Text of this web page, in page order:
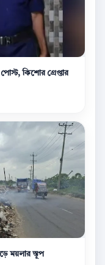
কিশোর গ্রেপ্তার
ময়লার স্তূপ